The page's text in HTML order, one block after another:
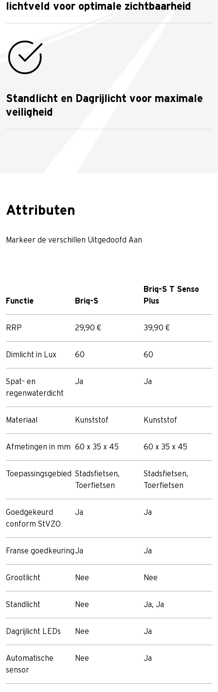
lichtveld voor optimale zichtbaarheid
Standlicht en Dagrijlicht voor maximale
veiligheid
Attributen
Markeer de verschillen Uitgedoofd Aan
Functie Briq-S
Briq-S T Senso
Plus
RRP 29,90 € 39,90 €
Dimlicht in Lux 60 60
Spat- en
regenwaterdicht
Ja Ja
Materiaal Kunststof Kunststof
Afmetingen in mm 60 x 35 x 45 60 x 35 x 45
Toepassingsgebied Stadsfietsen,
Toerfietsen
Stadsfietsen,
Toerfietsen
Goedgekeurd
conform StVZO
Ja Ja
Franse goedkeuringJa Ja
Grootlicht Nee Nee
Standlicht Nee Ja, Ja
Dagrijlicht LEDs Nee Ja
Automatische
sensor
Nee Ja